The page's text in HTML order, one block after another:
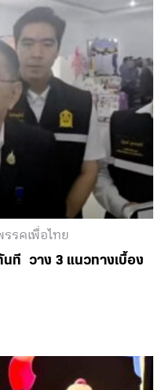
รคเพื่อไทย
นที วาง 3 แนวทางเบื้อง